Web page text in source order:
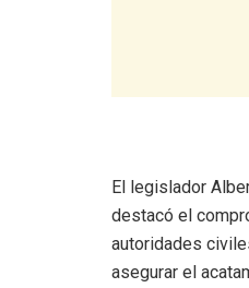
El legislador
destacó el
autoridades
asegurar el